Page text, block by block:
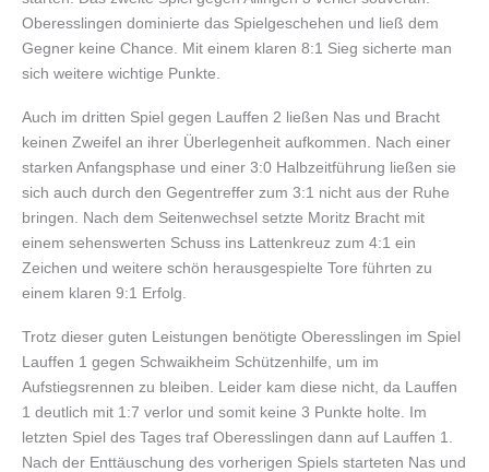
Oberesslingen dominierte das Spielgeschehen und ließ dem
Gegner keine Chance. Mit einem klaren 8:1 Sieg sicherte man
sich weitere wichtige Punkte.
Auch im dritten Spiel gegen Lauffen 2 ließen Nas und Bracht
keinen Zweifel an ihrer Überlegenheit aufkommen. Nach einer
starken Anfangsphase und einer 3:0 Halbzeitführung ließen sie
sich auch durch den Gegentreffer zum 3:1 nicht aus der Ruhe
bringen. Nach dem Seitenwechsel setzte Moritz Bracht mit
einem sehenswerten Schuss ins Lattenkreuz zum 4:1 ein
Zeichen und weitere schön herausgespielte Tore führten zu
einem klaren 9:1 Erfolg.
Trotz dieser guten Leistungen benötigte Oberesslingen im Spiel
Lauffen 1 gegen Schwaikheim Schützenhilfe, um im
Aufstiegsrennen zu bleiben. Leider kam diese nicht, da Lauffen
1 deutlich mit 1:7 verlor und somit keine 3 Punkte holte. Im
letzten Spiel des Tages traf Oberesslingen dann auf Lauffen 1.
Nach der Enttäuschung des vorherigen Spiels starteten Nas und